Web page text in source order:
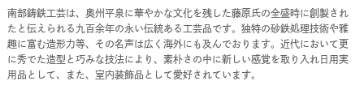
南部鋳鉄工芸は、奥州平泉に華やかな文化を残した藤原氏の全盛時に創製され
たと伝えられる九百余年の永い伝統ある工芸品です。独特の砂鉄処理技術や雅
趣に富む造形力等、その名声は広く海外にも及んでおります。近代において更
に秀でた造型と巧みな技法により、素朴さの中に新しい感覚を取り入れ日用実
用品として、また、室内装飾品として愛好されています。